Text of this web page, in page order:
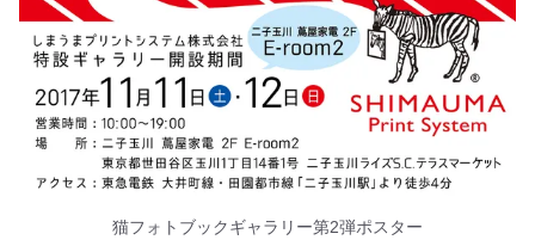
猫フォトブックギャラリー第2弾ポスター